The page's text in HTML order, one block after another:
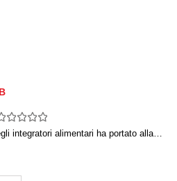
integratori alimentari ha portato alla…